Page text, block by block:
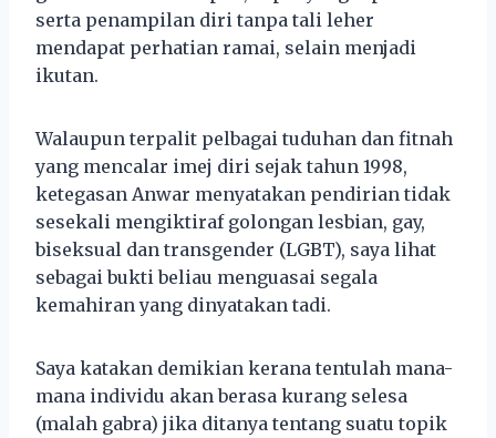
serta penampilan diri tanpa tali leher
mendapat perhatian ramai, selain menjadi
ikutan.
Walaupun terpalit pelbagai tuduhan dan fitnah
yang mencalar imej diri sejak tahun 1998,
ketegasan Anwar menyatakan pendirian tidak
sesekali mengiktiraf golongan lesbian, gay,
biseksual dan transgender (LGBT), saya lihat
sebagai bukti beliau menguasai segala
kemahiran yang dinyatakan tadi.
Saya katakan demikian kerana tentulah mana-
mana individu akan berasa kurang selesa
(malah gabra) jika ditanya tentang suatu topik